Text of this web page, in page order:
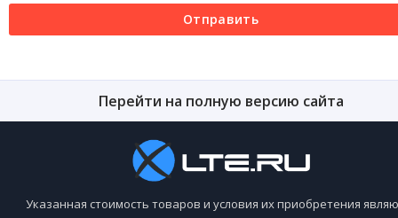
Отправить
Перейти на полную версию сайта
Указанная стоимость товаров и условия их приобретения